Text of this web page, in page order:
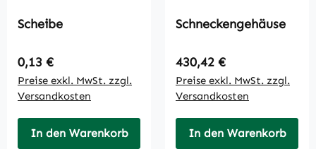
Scheibe
Regulärer Preis:
0,13 €
Preise exkl. MwSt. zzgl.
Versandkosten
In den Warenkorb
Schneckengehäuse
Regulärer Preis:
430,42 €
Preise exkl. MwSt. zzgl.
Versandkosten
In den Warenkorb